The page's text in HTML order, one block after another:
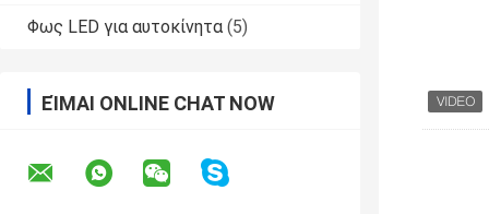
Φως LED για αυτοκίνητα (5)
ΕΊΜΑΙ ONLINE CHAT NOW